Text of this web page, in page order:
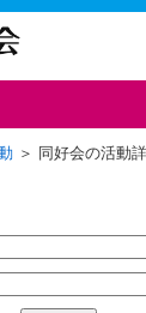
＞ 同好会の活動